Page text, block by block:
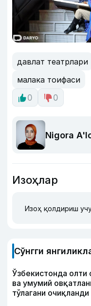
давлат театрлари
малака тоифаси
0
0
Nigora
Изоҳлар
Изоҳ қолдириш
Сўнгги
Ўзбекистонда
ва умумий
тўлагани очиқланди